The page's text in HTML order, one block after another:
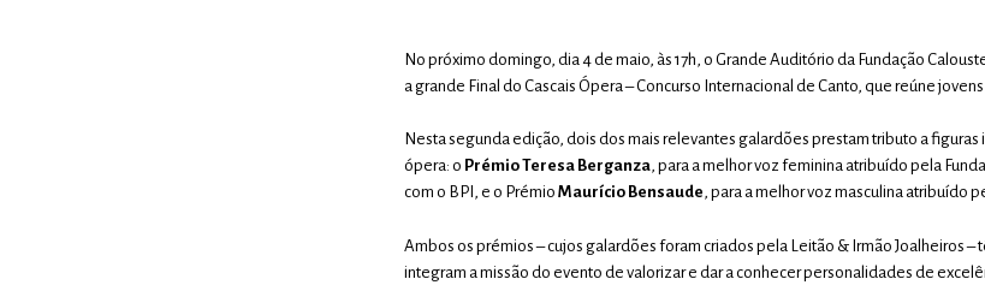
No próximo domingo, dia 4 de maio, às 17h, o Grande Auditório da Fundação
a grande Final do Cascais Ópera – Concurso Internacional de Canto, que reúne
Nesta segunda edição, dois dos mais relevantes galardões prestam tributo a figuras
ópera: o Prémio Teresa Berganza, para a melhor voz feminina atribuído pela
com o BPI, e o Prémio Maurício Bensaude, para a melhor voz masculina atribuído
Ambos os prémios – cujos galardões foram criados pela Leitão & Irmão Joalheiros –
integram a missão do evento de valorizar e dar a conhecer personalidades de